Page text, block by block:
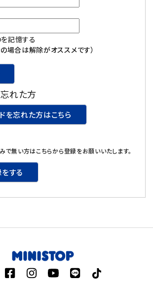
記憶する
の場合は解除がオススメです）
れた方
を忘れた方はこちら
無い方はこちらから登録をお願いいたします。
する